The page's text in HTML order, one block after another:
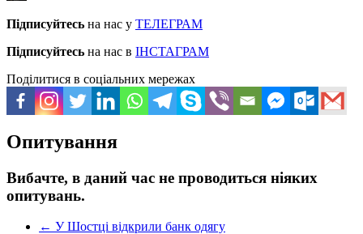
Підписуйтесь на нас у ТЕЛЕГРАМ
Підписуйтесь на нас в ІНСТАГРАМ
Поділитися в соціальних мережах
Опитування
Вибачте, в даний час не проводиться ніяких
опитувань.
← У Шостці відкрили банк одягу